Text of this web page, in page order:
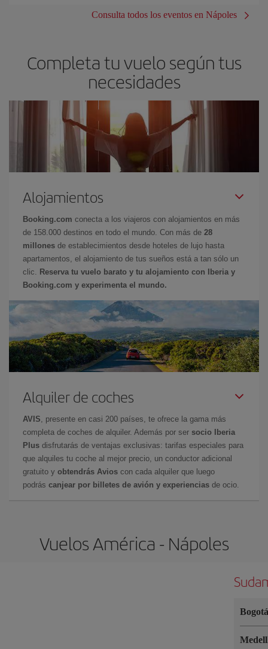
Consulta todos los eventos en Nápoles
Completa tu vuelo según tus
necesidades
Alojamientos
Booking.com conecta a los viajeros con alojamientos en más
de 158.000 destinos en todo el mundo. Con más de 28
millones de establecimientos desde hoteles de lujo hasta
apartamentos, el alojamiento de tus sueños está a tan sólo un
clic.
Reserva tu vuelo barato y tu alojamiento con Iberia y
Booking.com y experimenta el mundo.
Alquiler de coches
AVIS , presente en casi 200 países, te ofrece la gama más
completa de coches de alquiler. Además por ser socio Iberia
Plus disfrutarás de ventajas exclusivas: tarifas especiales para
que alquiles tu coche al mejor precio, un conductor adicional
gratuito y obtendrás Avios con cada alquiler que luego
podrás canjear por billetes de avión y experiencias de ocio.
Vuelos América - Nápoles